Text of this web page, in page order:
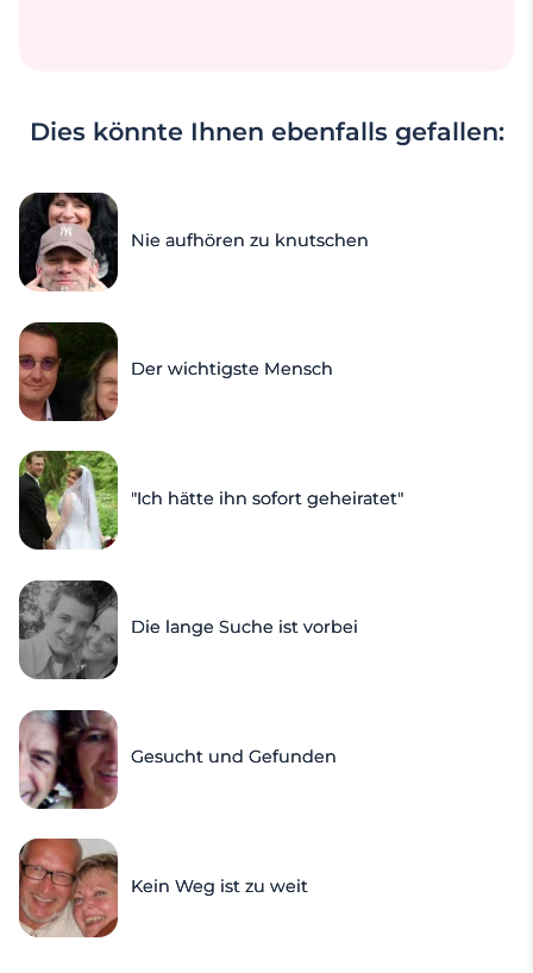
Dies könnte Ihnen ebenfalls gefallen:
Nie aufhören zu knutschen
Der wichtigste Mensch
"Ich hätte ihn sofort geheiratet"
Die lange Suche ist vorbei
Gesucht und Gefunden
Kein Weg ist zu weit